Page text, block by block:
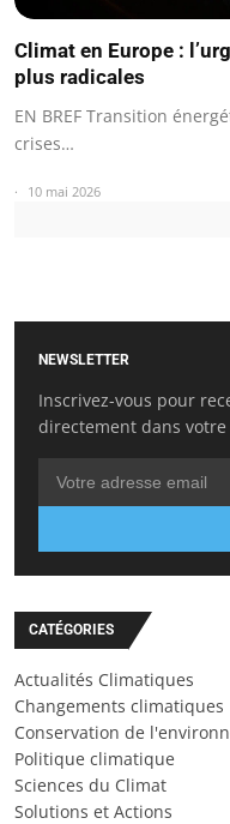
Climat en Europe :
plus radicales
EN BREF Transition
crises…
10 mai 2026
NEWSLETTER
Inscrivez-vous pour
directement dans
CATÉGORIES
Actualités Climatiques
Changements climatiques
Conservation de
Politique climatique
Sciences du Climat
Solutions et Actions